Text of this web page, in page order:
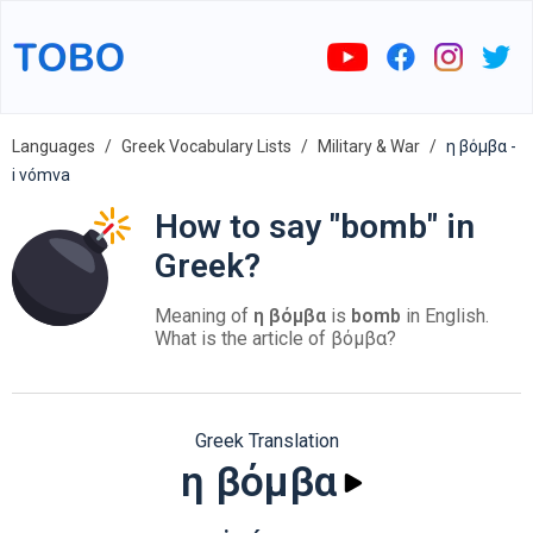
Languages Greek Vocabulary Lists Military & War
η βόμβα -
i vómva
How to say "bomb" in
Greek?
Meaning of η βόμβα is bomb in English.
What is the article of βόμβα?
Greek Translation
η βόμβα